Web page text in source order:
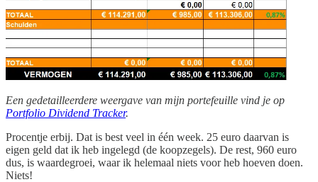
Een gedetailleerdere weergave van mijn portefeuille vind je op
Portfolio Dividend Tracker.
Procentje erbij. Dat is best veel in één week. 25 euro daarvan is
eigen geld dat ik heb ingelegd (de koopzegels). De rest, 960 euro
dus, is waardegroei, waar ik helemaal niets voor heb hoeven doen.
Niets!